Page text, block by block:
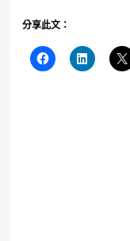
分享此文：